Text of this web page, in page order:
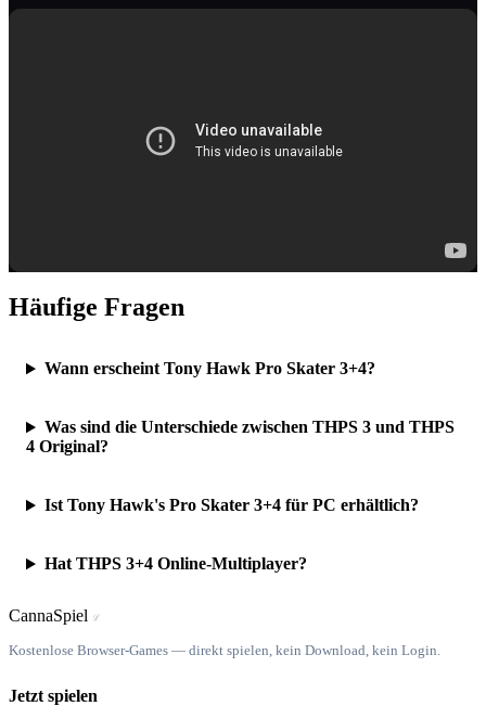
Häufige Fragen
Wann erscheint Tony Hawk Pro Skater 3+4?
Was sind die Unterschiede zwischen THPS 3 und THPS
4 Original?
Ist Tony Hawk's Pro Skater 3+4 für PC erhältlich?
Hat THPS 3+4 Online-Multiplayer?
CannaSpiel ℒ
Kostenlose Browser-Games — direkt spielen, kein Download, kein Login.
Jetzt spielen